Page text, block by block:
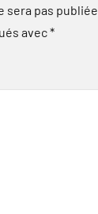
sera pas publiée.
avec*